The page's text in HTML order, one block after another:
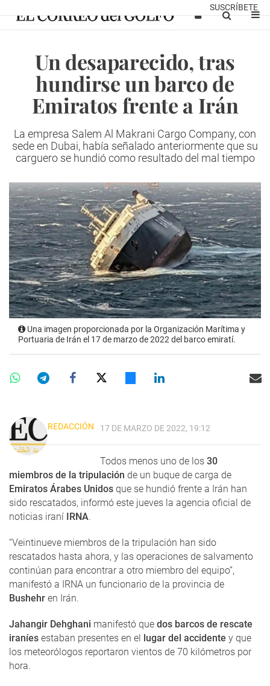
SUSCRÍBETE
Un desaparecido, tras
hundirse un barco de
Emiratos frente a Irán
La empresa Salem Al Makrani Cargo Company, con
sede en Dubai, había señalado anteriormente que su
carguero se hundió como resultado del mal tiempo
Una imagen proporcionada por la Organización Marítima y
Portuaria de Irán el 17 de marzo de 2022 del barco emiratí.
REDACCIÓN 17 DE MARZO DE 2022, 19:12
Todos menos uno de los 30
miembros de la tripulación de un buque de carga de
Emiratos Árabes Unidos que se hundió frente a Irán han
sido rescatados, informó este jueves la agencia oficial de
noticias iraní IRNA.
“Veintinueve miembros de la tripulación han sido
rescatados hasta ahora, y las operaciones de salvamento
continúan para encontrar a otro miembro del equipo”,
manifestó a IRNA un funcionario de la provincia de
Bushehr en Irán.
Jahangir Dehghani manifestó que dos barcos de rescate
iraníes estaban presentes en el lugar del accidente y que
los meteorólogos reportaron vientos de 70 kilómetros por
hora.